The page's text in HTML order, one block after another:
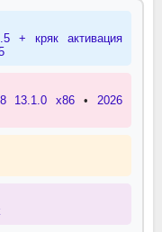
+ кряк активация
13.1.0 x86 • 2026